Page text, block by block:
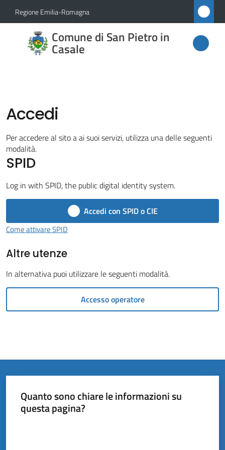
Vai al contenuto
Vai alla navigazione
Vai al footer
Regione Emilia-Romagna
Comune di San Pietro in
Casale
Comune
di San
Amministrazione
Novità
Servizi
Vivere
Comune
Tutti
gli
Menu selezionato
Accedi
Per accedere al sito a ai suoi servizi, utilizza una delle seguenti
modalità.
SPID
Log in with SPID, the public digital identity system.
Accedi con SPID o CIE
Come attivare SPID
Altre utenze
In alternativa puoi utilizzare le seguenti modalità.
Accesso operatore
Quanto sono chiare le informazioni su
questa pagina?